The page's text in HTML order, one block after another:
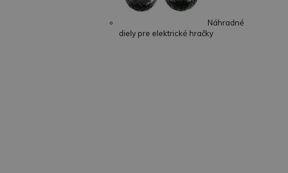
Náhradné
diely pre elektrické hračky